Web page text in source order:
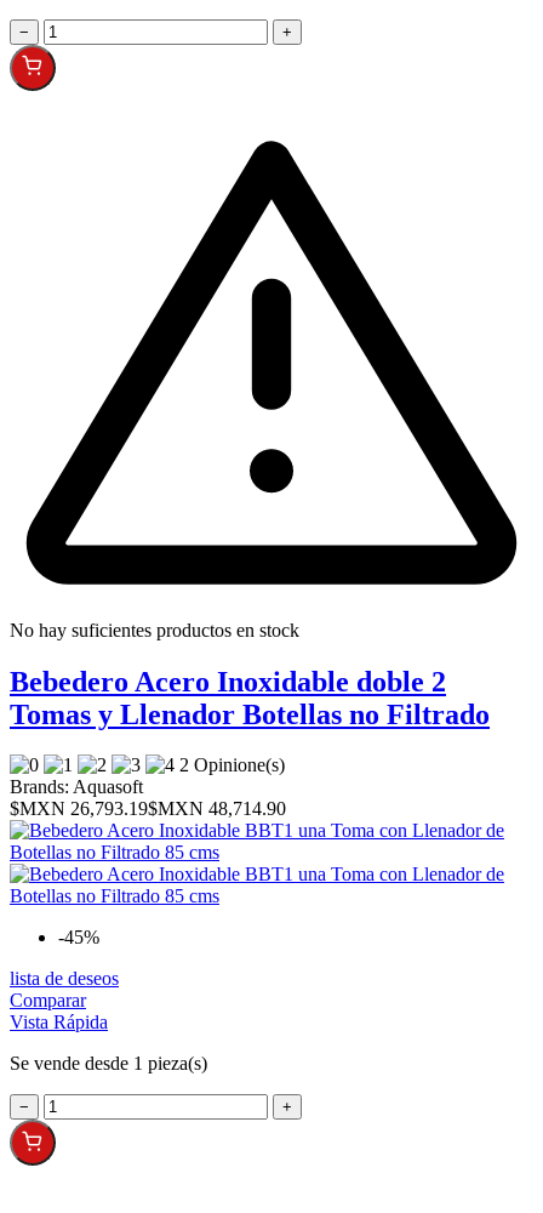
− +
No hay suficientes productos en stock
Bebedero Acero Inoxidable doble 2
Tomas y Llenador Botellas no Filtrado
2 Opinione(s)
Brands: Aquasoft
$MXN 26,793.19$MXN 48,714.90
-45%
lista de deseos
Comparar
Vista Rápida
Se vende desde 1 pieza(s)
− +